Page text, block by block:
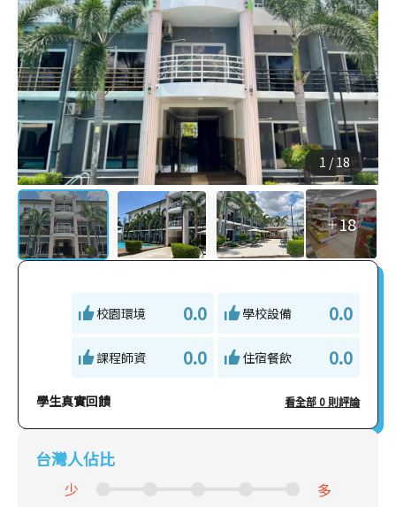
1 /18
＋18
校園環境 0.0 學校設備 0.0
課程師資 0.0 住宿餐飲 0.0
學生真實回饋 看全部 0 則評論
台灣人佔比
少 多